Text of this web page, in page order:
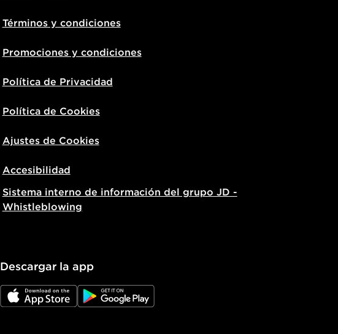
Términos y condiciones
Promociones y condiciones
Política de Privacidad
Política de Cookies
Ajustes de Cookies
Accesibilidad
Sistema interno de información del grupo JD -
Whistleblowing
Descargar la app
JD App Store JD Google Play